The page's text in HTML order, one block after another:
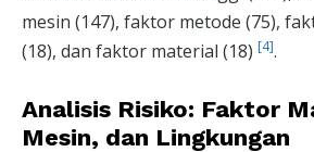
mesin (147), faktor metode (75),
(18), dan faktor material (18) [4].
Analisis Risiko: Faktor
Mesin, dan Lingkungan